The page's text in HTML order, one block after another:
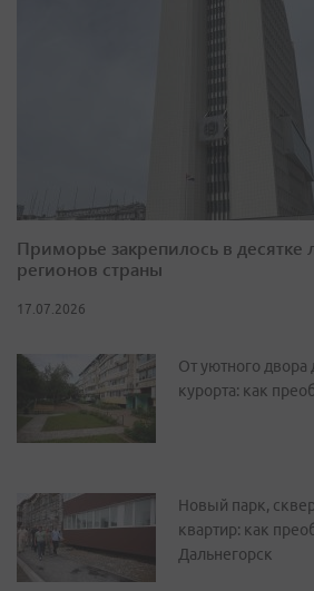
Приморье закрепилось в десятке
регионов страны
17.07.2026
От уютного
курорта: как
Новый парк,
квартир: как
Дальнегорск